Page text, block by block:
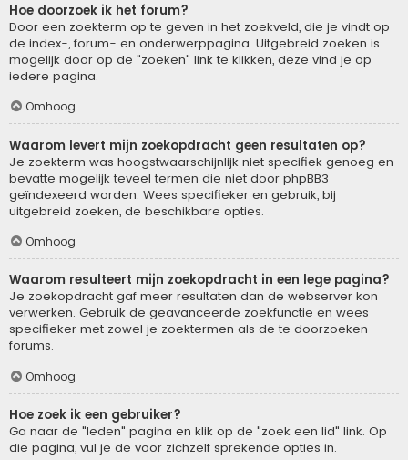
Hoe doorzoek ik het forum?
Door een zoekterm op te geven in het zoekveld, die je vindt op
de index-, forum- en onderwerppagina. Uitgebreid zoeken is
mogelijk door op de "zoeken" link te klikken, deze vind je op
iedere pagina.
Omhoog
Waarom levert mijn zoekopdracht geen resultaten op?
Je zoekterm was hoogstwaarschijnlijk niet specifiek genoeg en
bevatte mogelijk teveel termen die niet door phpBB3
geïndexeerd worden. Wees specifieker en gebruik, bij
uitgebreid zoeken, de beschikbare opties.
Omhoog
Waarom resulteert mijn zoekopdracht in een lege pagina?
Je zoekopdracht gaf meer resultaten dan de webserver kon
verwerken. Gebruik de geavanceerde zoekfunctie en wees
specifieker met zowel je zoektermen als de te doorzoeken
forums.
Omhoog
Hoe zoek ik een gebruiker?
Ga naar de "leden" pagina en klik op de "zoek een lid" link. Op
die pagina, vul je de voor zichzelf sprekende opties in.